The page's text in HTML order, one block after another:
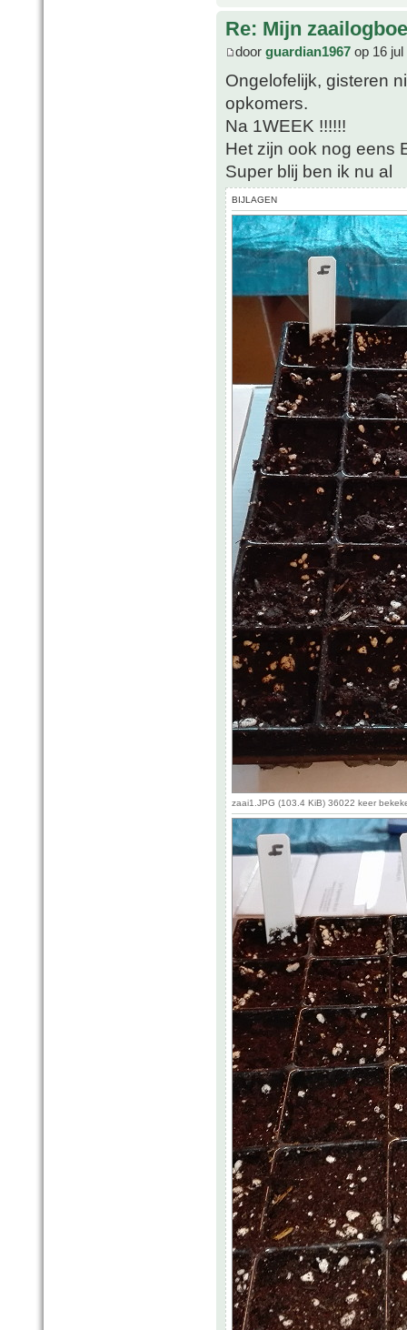
Re: Mijn
door guardian1967 op 16 jul
Ongelofelijk, gisteren
opkomers.
Na 1WEEK !!!!!!
Het zijn ook nog eens
Super blij ben ik nu al
BIJLAGEN
zaai1.JPG (103.4 KiB) 36022 keer